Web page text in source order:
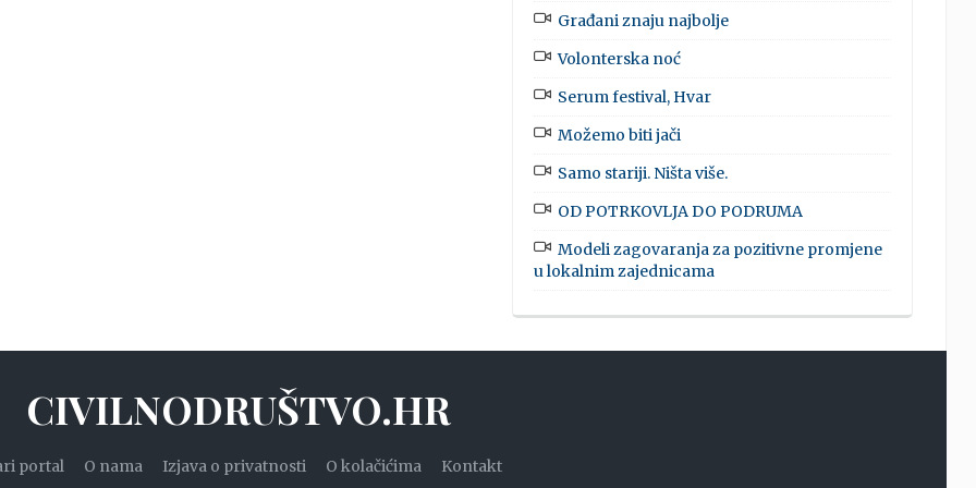
Građani znaju najbolje
Volonterska noć
Serum festival, Hvar
Možemo biti jači
Samo stariji. Ništa više.
OD POTRKOVLJA DO PODRUMA
Modeli zagovaranja za pozitivne promjene
u lokalnim zajednicama
CIVILNODRUŠTVO.HR
portal O nama Izjava o privatnosti O kolačićima Kontakt